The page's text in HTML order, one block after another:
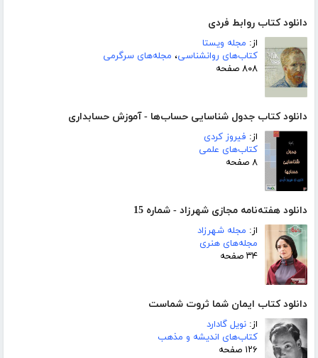
دانلود کتاب روابط فردی
از: مجله ویستا
کتاب‌های روانشناسی، مجله‌های سرگرمی
۸۰۸ صفحه
دانلود کتاب جدول شناسایی حساب‌ها - آموزش حسابداری
از: فیروز کردی
کتاب‌های علمی
۸ صفحه
دانلود هفته‌نامه مجازی شهرزاد - شماره 15
از: مجله شهرزاد
مجله‌های هنری
۳۴ صفحه
دانلود کتاب ایمان شما ثروت شماست
از: نویل گادارد
کتاب‌های اندیشه و مذهب
۱۲۶ صفحه